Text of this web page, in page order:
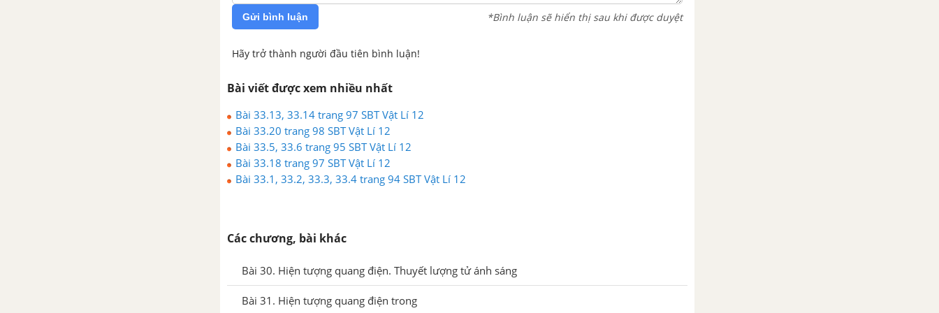
Gửi bình luận *Bình luận sẽ hiển thị sau khi được duyệt
Hãy trở thành người đầu tiên bình luận!
Bài viết được xem nhiều nhất
Bài 33.13, 33.14 trang 97 SBT Vật Lí 12
Bài 33.20 trang 98 SBT Vật Lí 12
Bài 33.5, 33.6 trang 95 SBT Vật Lí 12
Bài 33.18 trang 97 SBT Vật Lí 12
Bài 33.1, 33.2, 33.3, 33.4 trang 94 SBT Vật Lí 12
Các chương, bài khác
Bài 30. Hiện tượng quang điện. Thuyết lượng tử ánh sáng
Bài 31. Hiện tượng quang điện trong